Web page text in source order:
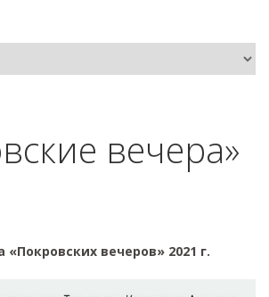
вечера»
«Покровских вечеров» 2021 г.